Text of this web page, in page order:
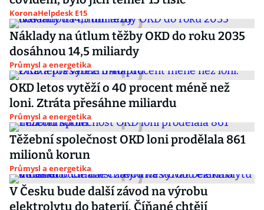
KoronaHelpdesk E15
Náklady na útlum těžby OKD do roku 2035
dosáhnou 14,5 miliardy
Průmysl a energetika
OKD letos vytěží o 40 procent méně než
loni. Ztráta přesáhne miliardu
Průmysl a energetika
Těžební společnost OKD loni prodělala 861
milionů korun
Průmysl a energetika
V Česku bude další závod na výrobu
elektrolytu do baterií. Číňané chtějí